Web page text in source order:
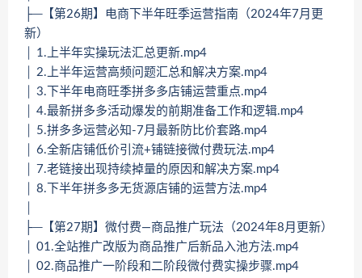
├─【第26期】电商下半年旺季运营指南（2024年7月更
新）
│ 1.上半年实操玩法汇总更新.mp4
│ 2.上半年运营高频问题汇总和解决方案.mp4
│ 3.下半年电商旺季拼多多店铺运营重点.mp4
│ 4.最新拼多多活动爆发的前期准备工作和逻辑.mp4
│ 5.拼多多运营必知-7月最新防比价套路.mp4
│ 6.全新店铺低价引流+铺链接微付费玩法.mp4
│ 7.老链接出现持续掉量的原因和解决方案.mp4
│ 8.下半年拼多多无货源店铺的运营方法.mp4
├─【第27期】微付费—商品推广玩法（2024年8月更新）
│ 01.全站推广改版为商品推广后新品入池方法.mp4
│ 02.商品推广一阶段和二阶段微付费实操步骤.mp4